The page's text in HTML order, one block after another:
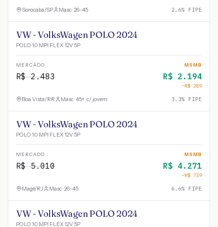
Sorocaba/SP Masc · 26-45 2.6% FIPE
VW - VolksWagen POLO 2024
POLO 1.0 MPI FLEX 12V 5P
MERCADO
R$2.483
MSMB
R$ 2.194
−R$ 289
Boa Vista/RR Masc · 45+ · c/ jovem 3.3% FIPE
VW - VolksWagen POLO 2024
POLO 1.0 MPI FLEX 12V 5P
MERCADO
R$5.010
MSMB
R$ 4.271
−R$ 739
Magé/RJ Masc · 26-45 6.6% FIPE
VW - VolksWagen POLO 2024
POLO 1.0 MPI FLEX 12V 5P